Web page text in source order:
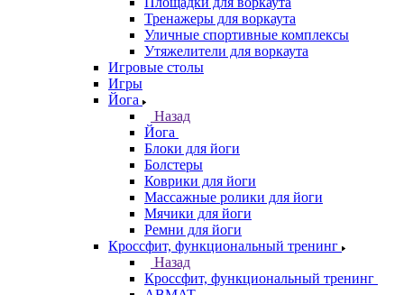
Тренажеры для воркаута
Уличные спортивные комплексы
Утяжелители для воркаута
Игровые столы
Игры
Йога
Назад
Йога
Блоки для йоги
Болстеры
Коврики для йоги
Массажные ролики для йоги
Мячики для йоги
Ремни для йоги
Кроссфит, функциональный тренинг
Назад
Кроссфит, функциональный тренинг